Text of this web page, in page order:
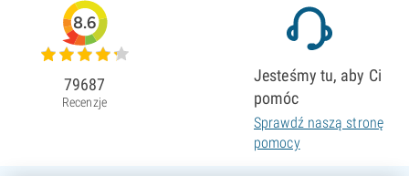
8.6
79687
Recenzje
Jesteśmy tu, aby Ci
pomóc
Sprawdź naszą stronę
pomocy